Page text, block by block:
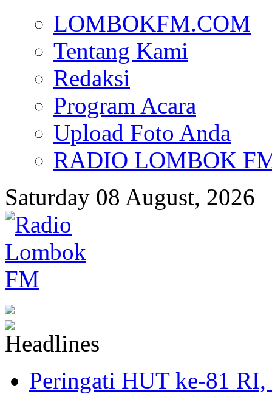
LOMBOKFM.COM
Tentang Kami
Redaksi
Program Acara
Upload Foto Anda
RADIO LOMBOK
Saturday 08 August, 2026
Peringati HUT ke-81